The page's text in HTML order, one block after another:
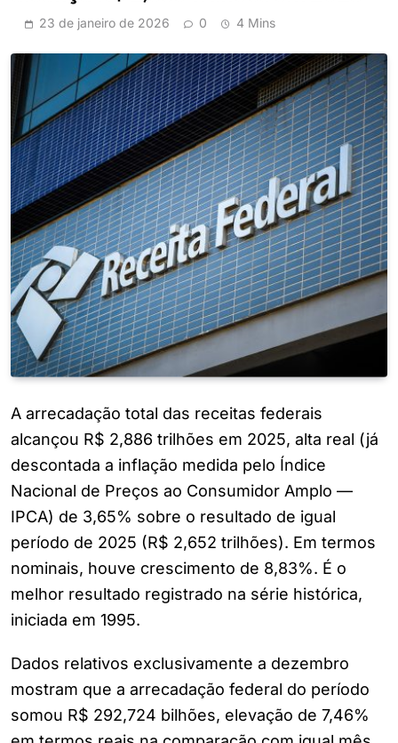
23 de janeiro de 2026 0 4 Mins
A arrecadação total das receitas federais
alcançou R$ 2,886 trilhões em 2025, alta real (já
descontada a inflação medida pelo Índice
Nacional de Preços ao Consumidor Amplo —
IPCA) de 3,65% sobre o resultado de igual
período de 2025 (R$ 2,652 trilhões). Em termos
nominais, houve crescimento de 8,83%. É o
melhor resultado registrado na série histórica,
iniciada em 1995.
Dados relativos exclusivamente a dezembro
mostram que a arrecadação federal do período
somou R$ 292,724 bilhões, elevação de 7,46%